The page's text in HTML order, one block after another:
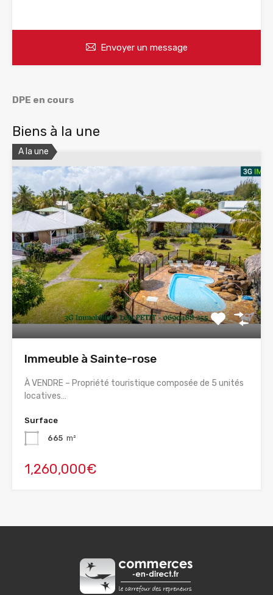
Envoyer un message
DPE en cours
Biens à la une
A la une
Immeuble à Sainte-rose
À VENDRE – Propriété touristique composée de 5 unités
locatives…
Surface
665 m²
1,260,000€